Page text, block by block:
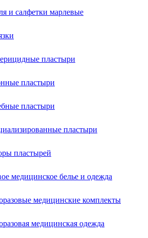
и салфетки марлевые
пластыри
пластыри
пластыри
пластыри
пластырей
медицинское белье и одежда
медицинские комплекты
медицинская одежда